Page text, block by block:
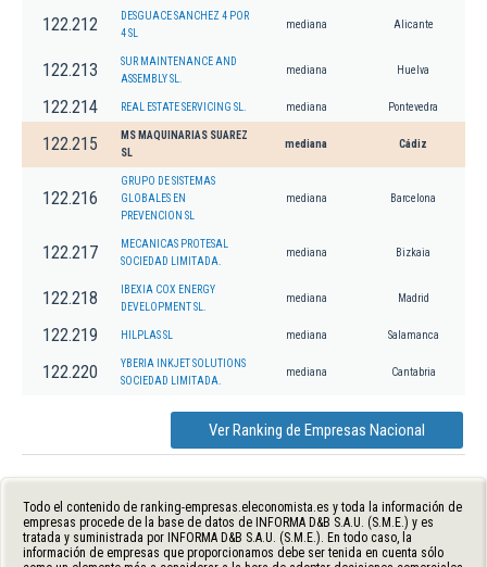
122.212
DESGUACE SANCHEZ 4 POR
4 SL
mediana Alicante
122.213
SUR MAINTENANCE AND
ASSEMBLY SL.
mediana Huelva
122.214 REAL ESTATE SERVICING SL. mediana Pontevedra
122.215
MS MAQUINARIAS SUAREZ
SL
mediana Cádiz
122.216
GRUPO DE SISTEMAS
GLOBALES EN
PREVENCION SL
mediana Barcelona
122.217
MECANICAS PROTESAL
SOCIEDAD LIMITADA.
mediana Bizkaia
122.218
IBEXIA COX ENERGY
DEVELOPMENT SL.
mediana Madrid
122.219 HILPLAS SL mediana Salamanca
122.220
YBERIA INKJET SOLUTIONS
SOCIEDAD LIMITADA.
mediana Cantabria
Ver Ranking de Empresas Nacional
Todo el contenido de ranking-empresas.eleconomista.es y toda la información de
empresas procede de la base de datos de INFORMA D&B S.A.U. (S.M.E.) y es
tratada y suministrada por INFORMA D&B S.A.U. (S.M.E.). En todo caso, la
información de empresas que proporcionamos debe ser tenida en cuenta sólo